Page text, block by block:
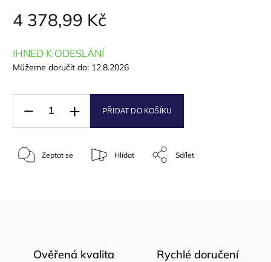
4 378,99 Kč
IHNED K ODESLÁNÍ
Můžeme doručit do: 12.8.2026
PŘIDAT DO KOŠÍKU
Zeptat se Hlídat Sdílet
Ověřená kvalita Rychlé doručení